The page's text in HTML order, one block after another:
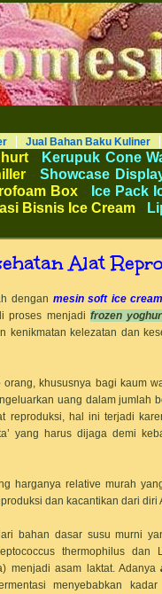
RESTORAN DAPUR MESINRESTO
Baku Memproduksi Mengolah Menyimpan
Distributor Agen Jual Aneka Mesin dan Bahan
Usaha Bisnis UKM. Tips Resep Cara Memasak
Jual Bahan Baku Kuliner
- Kerupuk Cone
-Showcase
Box - Ice Pack
Bisnis Ice Cream -
Alat
dengan mesin soft ice cream
proses menjadi frozen
kenikmatan kelezatan dan
khususnya bagi kaum
uang dalam jumlah
reproduksi, hal ini terjadi
yang harus dijaga demi
harganya relative murah
dan kacantikan dari diri
bahan dasar susu murni
thermophilus dan
menjadi asam laktat. Adanya
menyebabkan